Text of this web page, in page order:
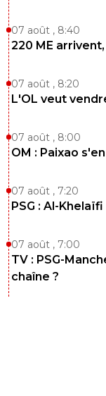
07 août , 8:40
220 ME
07 août , 8:20
L'OL veut
07 août , 8:00
OM : Paixao
07 août , 7:20
PSG : Al-
07 août , 7:00
TV : PSG-
chaîne ?